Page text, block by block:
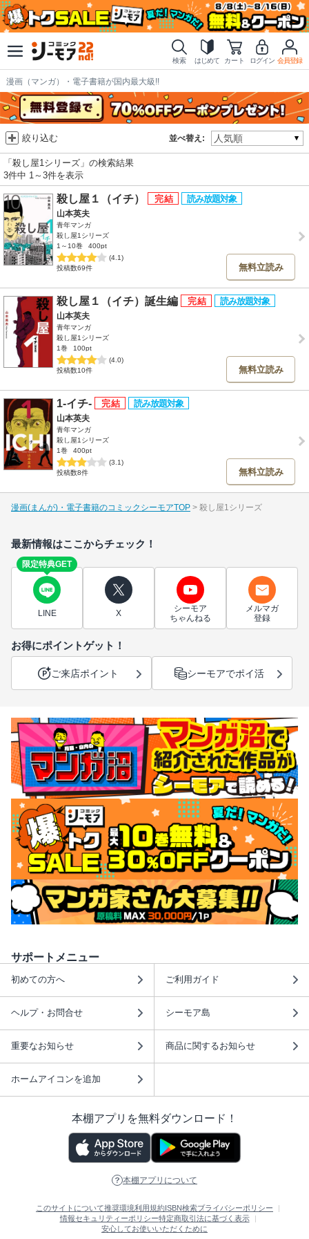
検索 はじめて カート ログイン 会員登録
漫画（マンガ）・電子書籍が国内最大級!!
並べ替え:
絞り込む
「殺し屋1シリーズ」の検索結果
3件中 1～3件を表示
殺し屋１（イチ）
山本英夫
青年マンガ
殺し屋1シリーズ
1～10巻
400pt
(4.1)
投稿数69件
無料立読み
殺し屋１（イチ）誕生編
山本英夫
青年マンガ
殺し屋1シリーズ
1巻
100pt
(4.0)
投稿数10件
無料立読み
1-イチ-
山本英夫
青年マンガ
殺し屋1シリーズ
1巻
400pt
(3.1)
投稿数8件
無料立読み
漫画(まんが)・電子書籍のコミックシーモアTOP 殺し屋1シリーズ
最新情報はここからチェック！
限定特典GET
LINE X
シーモア
ちゃんねる
メルマガ
登録
お得にポイントゲット！
ご来店ポイント シーモアでポイ活
サポートメニュー
初めての方へ ご利用ガイド
ヘルプ・お問合せ シーモア島
重要なお知らせ 商品に関するお知らせ
ホームアイコンを追加
本棚アプリを無料ダウンロード！
本棚アプリについて
このサイトについて推奨環境利用規約 ISBN検索プライバシーポリシー
情報セキュリティーポリシー特定商取引法に基づく表示
安心してお使いいただくために